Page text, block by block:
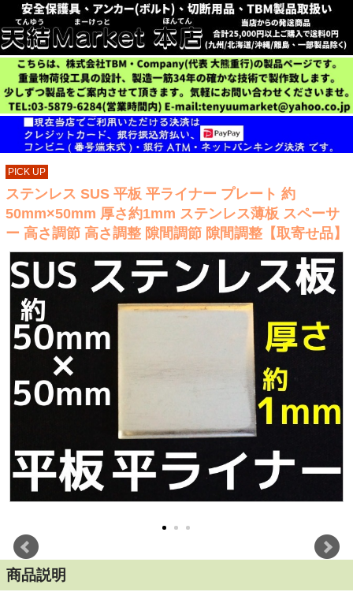
PICK UP
ステンレス SUS 平板 平ライナー プレート 約
50mm×50mm 厚さ約1mm ステンレス薄板 スペーサ
ー 高さ調節 高さ調整 隙間調節 隙間調整【取寄せ品】
商品説明